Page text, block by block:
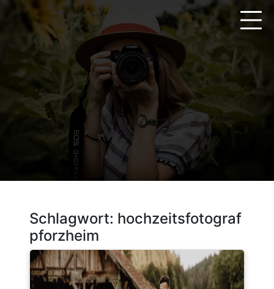
springen
Schlagwort: hochzeitsfotograf
pforzheim